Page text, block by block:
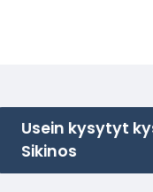
Usein kysytyt
Sikinos